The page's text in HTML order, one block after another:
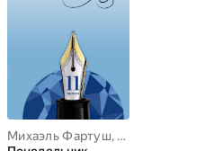
Михаэль Фартуш, Раиса